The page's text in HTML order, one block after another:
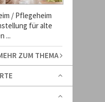
/ Pflegeheim
für alte
...
ZUM THEMA